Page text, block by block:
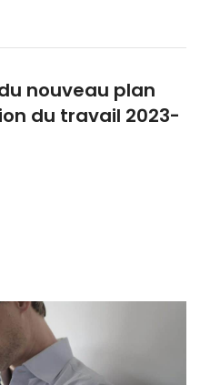
nouveau plan
du travail 2023-